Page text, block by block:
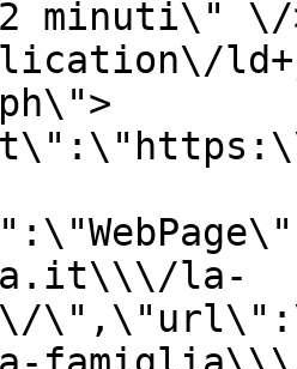
minuti\"
la-